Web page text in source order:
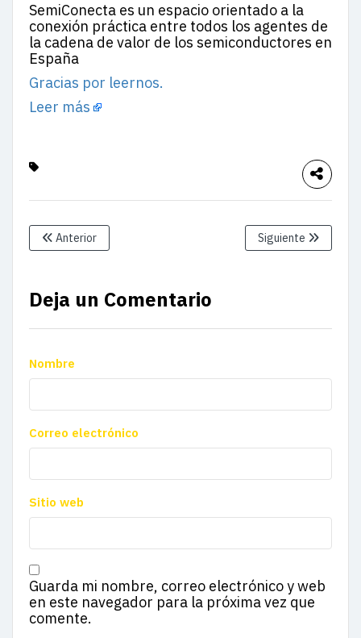
SemiConecta es un espacio orientado a la
conexión práctica entre todos los agentes de
la cadena de valor de los semiconductores en
España
Gracias por leernos.
Leer más
Anterior Siguiente
Deja un Comentario
Nombre
Correo electrónico
Sitio web
Guarda mi nombre, correo electrónico y web
en este navegador para la próxima vez que
comente.